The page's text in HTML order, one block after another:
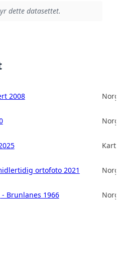
dette datasettet.
2008
ortofoto 2021
Brunlanes 1966